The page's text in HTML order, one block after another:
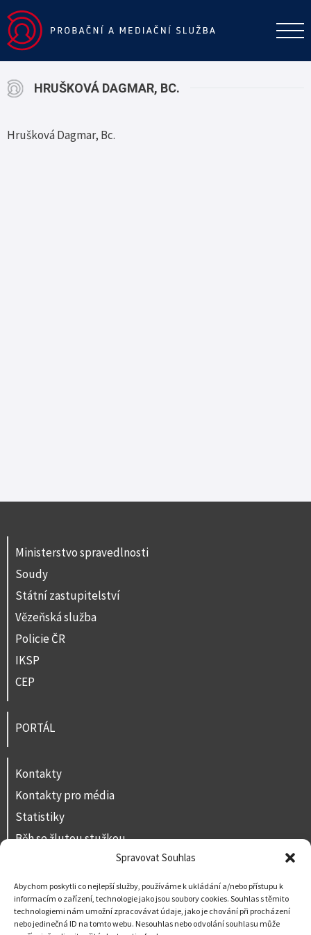
Spravovat Souhlas
Abychom poskytli co nejlepší služby, používáme k ukládání a/nebo přístupu k
informacím o zařízení, technologie jako jsou soubory cookies. Souhlas s těmito
technologiemi nám umožní zpracovávat údaje, jako je chování při procházení
nebo jedinečná ID na tomto webu. Nesouhlas nebo odvolání souhlasu může
HRUŠKOVÁ DAGMAR, BC.
Hrušková Dagmar, Bc.
Ministerstvo spravedlnosti
Soudy
Státní zastupitelství
Vězeňská služba
Policie ČR
IKSP
CEP
PORTÁL
Kontakty
Kontakty pro média
Statistiky
Běh se žlutou stužkou
Prohlášení o přístupnosti
Napište nám